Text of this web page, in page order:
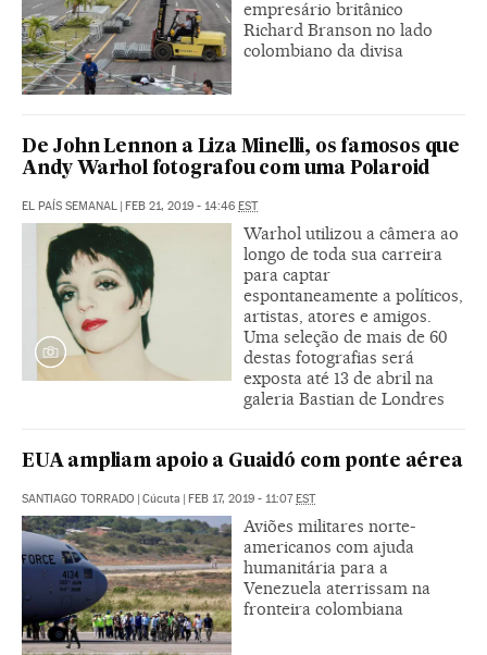
empresário britânico
Richard Branson no lado
colombiano da divisa
De John Lennon a Liza Minelli, os famosos que
Andy Warhol fotografou com uma Polaroid
EL PAÍS SEMANAL | FEB 21, 2019 - 14:46 EST
Warhol utilizou a câmera ao
longo de toda sua carreira
para captar
espontaneamente a políticos,
artistas, atores e amigos.
Uma seleção de mais de 60
destas fotografias será
exposta até 13 de abril na
galeria Bastian de Londres
EUA ampliam apoio a Guaidó com ponte aérea
SANTIAGO TORRADO | Cúcuta | FEB 17, 2019 - 11:07EST
Aviões militares norte-
americanos com ajuda
humanitária para a
Venezuela aterrissam na
fronteira colombiana